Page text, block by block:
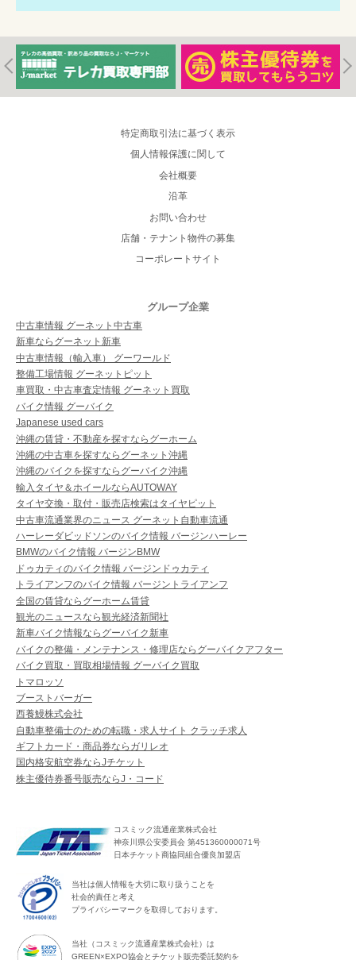
特定商取引法に基づく表示
個人情報保護に関して
会社概要
沿革
お問い合わせ
店舗・テナント物件の募集
コーポレートサイト
グループ企業
中古車情報 グーネット中古車
新車ならグーネット新車
中古車情報（輸入車） グーワールド
整備工場情報 グーネットピット
車買取・中古車査定情報 グーネット買取
バイク情報 グーバイク
Japanese used cars
沖縄の賃貸・不動産を探すならグーホーム
沖縄の中古車を探すならグーネット沖縄
沖縄のバイクを探すならグーバイク沖縄
輸入タイヤ＆ホイールならAUTOWAY
タイヤ交換・取付・販売店検索はタイヤピット
中古車流通業界のニュース グーネット自動車流通
ハーレーダビッドソンのバイク情報 バージンハーレー
BMWのバイク情報 バージンBMW
ドゥカティのバイク情報 バージンドゥカティ
トライアンフのバイク情報 バージントライアンフ
全国の賃貸ならグーホーム賃貸
観光のニュースなら観光経済新聞社
新車バイク情報ならグーバイク新車
バイクの整備・メンテナンス・修理店ならグーバイクアフター
バイク買取・買取相場情報 グーバイク買取
トマロッソ
ブーストバーガー
西養鰻株式会社
自動車整備士のための転職・求人サイト クラッチ求人
ギフトカード・商品券ならガリレオ
国内格安航空券ならJチケット
株主優待券番号販売ならJ・コード
コスミック流通産業株式会社
神奈川県公安委員会 第451360000071号
日本チケット商協同組合優良加盟店
当社は個人情報を大切に取り扱うことを
社会的責任と考え
プライバシーマークを取得しております。
当社（コスミック流通産業株式会社）は
GREEN×EXPO協会とチケット販売委託契約を